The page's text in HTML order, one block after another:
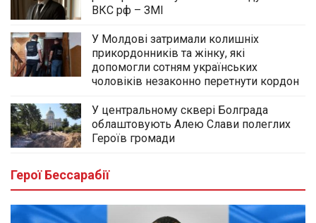
ВКС рф – ЗМІ
У Молдові затримали колишніх
прикордонників та жінку, які
допомогли сотням українських
чоловіків незаконно перетнути кордон
У центральному сквері Болграда
облаштовують Алею Слави полеглих
Героїв громади
Герої Бессарабії